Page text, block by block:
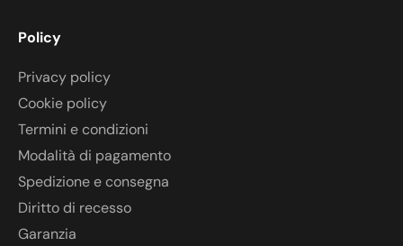
Policy
Privacy policy
Cookie policy
Termini e condizioni
Modalità di pagamento
Spedizione e consegna
Diritto di recesso
Garanzia